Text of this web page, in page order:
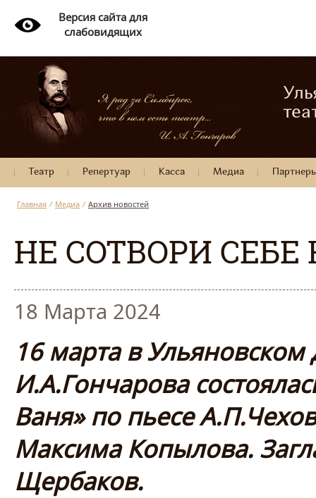
Версия сайта для
слабовидящих
Театр Репертуар Касса Медиа
Главная / Медиа / Архив новостей
НЕ СОТВОРИ
18 Марта 2024
16 марта в
И.А.Гончарова
Ваня» по пьесе
Максима Копылова.
Щербаков.